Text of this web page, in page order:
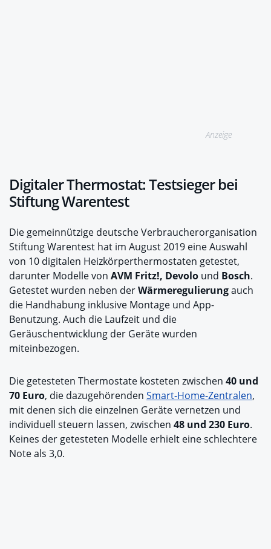
Anzeige
Digitaler Thermostat: Testsieger bei
Stiftung Warentest
Die gemeinnützige deutsche Verbraucherorganisation
Stiftung Warentest hat im August 2019 eine Auswahl
von 10 digitalen Heizkörperthermostaten getestet,
darunter Modelle von AVM Fritz!, Devolo und Bosch.
Getestet wurden neben derWärmeregulierungauch
die Handhabung inklusive Montage und App-
Benutzung. Auch die Laufzeit und die
Geräuschentwicklung der Geräte wurden
miteinbezogen.
Die getesteten Thermostate kosteten zwischen 40 und
70 Euro, die dazugehörenden Smart-Home-Zentralen,
mit denen sich die einzelnen Geräte vernetzen und
individuell steuern lassen, zwischen 48 und 230 Euro.
Keines der getesteten Modelle erhielt eine schlechtere
Note als 3,0.